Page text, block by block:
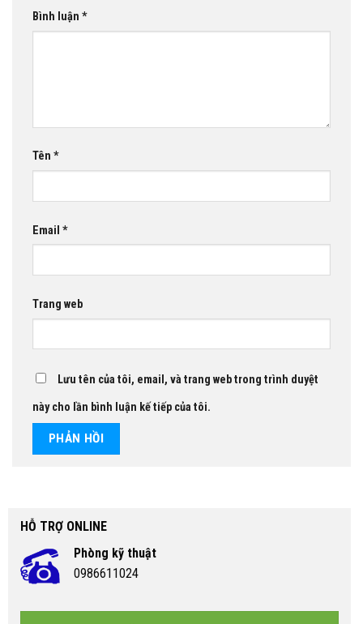
Bình luận *
Tên *
Email *
Trang web
Lưu tên của tôi, email, và trang web trong trình duyệt
này cho lần bình luận kế tiếp của tôi.
HỖ TRỢ ONLINE
Phòng kỹ thuật
0986611024